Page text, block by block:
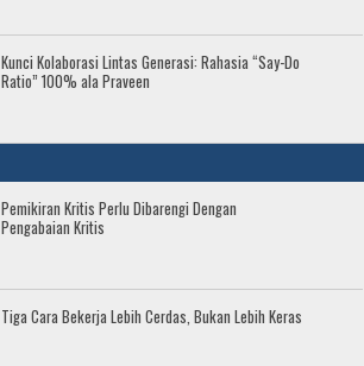
Kunci Kolaborasi Lintas Generasi: Rahasia “Say-Do
Ratio” 100% ala Praveen
Pemikiran Kritis Perlu Dibarengi Dengan
Pengabaian Kritis
Tiga Cara Bekerja Lebih Cerdas, Bukan Lebih Keras